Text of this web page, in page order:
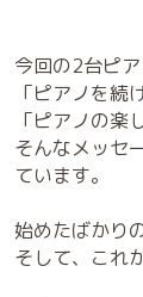
今回の2台ピア
「ピアノを続
「ピアノの楽
そんなメッセ
ています。
始めたばかり
そして、これ